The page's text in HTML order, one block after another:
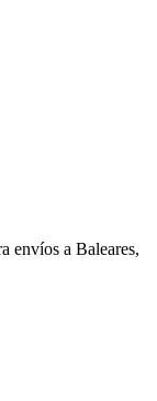
envíos a Baleares,